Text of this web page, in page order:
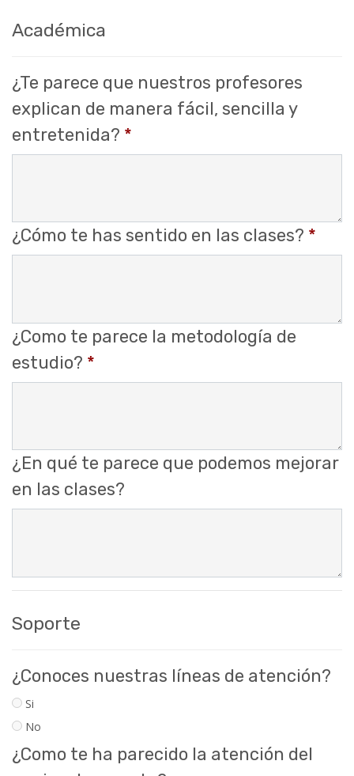
Académica
¿Te parece que nuestros profesores
explican de manera fácil, sencilla y
entretenida? *
¿Cómo te has sentido en las clases? *
¿Como te parece la metodología de
estudio? *
¿En qué te parece que podemos mejorar
en las clases?
Soporte
¿Conoces nuestras líneas de atención?
Si
No
¿Como te ha parecido la atención del